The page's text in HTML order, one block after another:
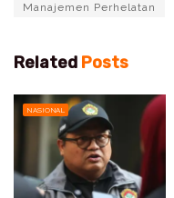
Manajemen Perhelatan
Related Posts
NASIONAL